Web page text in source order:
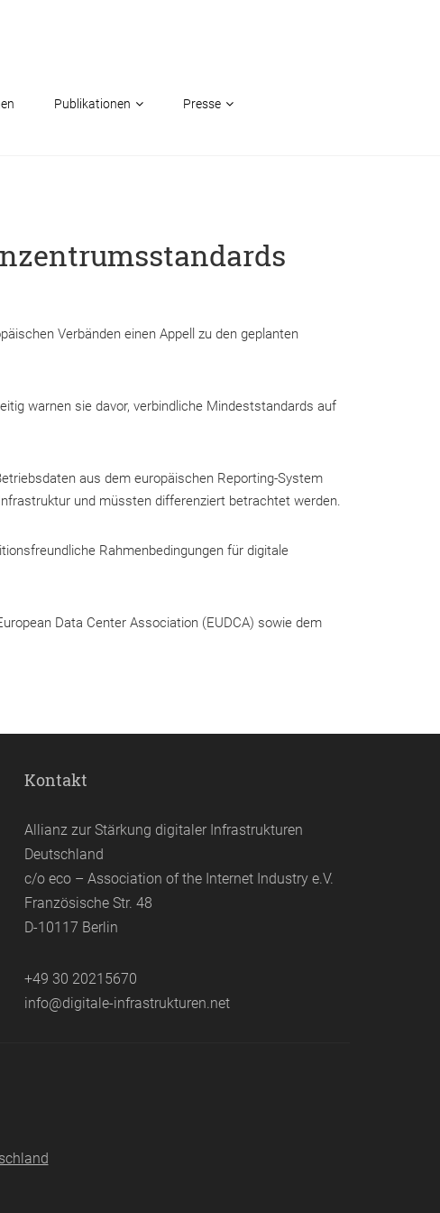
Publikationen Presse
Verbänden einen Appell zu den geplanten
warnen sie davor, verbindliche Mindeststandards auf
aus dem europäischen Reporting-System
und müssten differenziert betrachtet werden.
Rahmenbedingungen für digitale
Data Center Association (EUDCA) sowie dem
Kontakt
Allianz zur Stärkung digitaler Infrastrukturen
Deutschland
c/o eco – Association of the Internet Industry e.V.
Französische Str. 48
D-10117 Berlin
+49 30 20215670
info@digitale-infrastrukturen.net